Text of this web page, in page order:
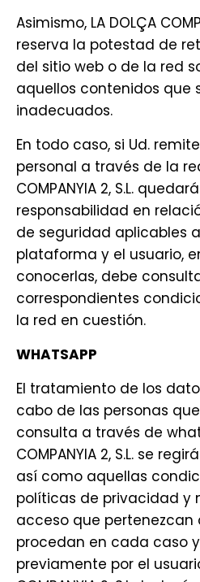
Asimismo, LA DOLÇA
reserva la potestad de
del sitio web o de la red
aquellos contenidos que
inadecuados.
En todo caso, si Ud.
personal a través de la
COMPANYIA 2, S.L.
responsabilidad en
de seguridad aplicables
plataforma y el usuario,
conocerlas, debe
correspondientes
la red en cuestión.
WHATSAPP
El tratamiento de los
cabo de las personas
consulta a través de
COMPANYIA 2, S.L. se
así como aquellas
políticas de privacidad y
acceso que
procedan en cada caso
previamente por el